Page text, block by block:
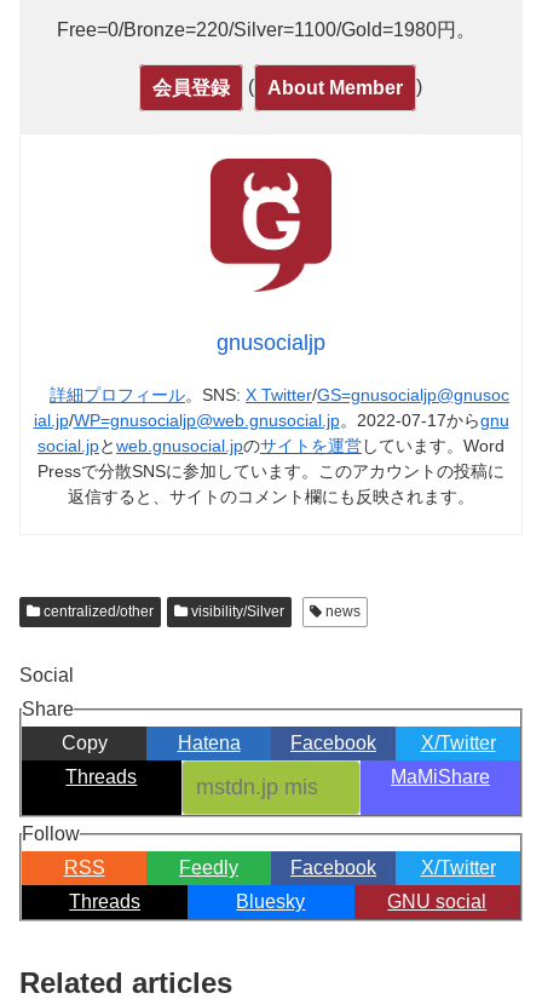
Free=0/Bronze=220/Silver=1100/Gold=1980円。
会員登録 ( About Member )
gnusocialjp
詳細プロフィール。SNS: X Twitter/GS=gnusocialjp@gnusoc
ial.jp/WP=gnusocialjp@web.gnusocial.jp。2022-07-17からgnu
social.jpとweb.gnusocial.jpのサイトを運営しています。Word
Pressで分散SNSに参加しています。このアカウントの投稿に
返信すると、サイトのコメント欄にも反映されます。
centralized/other visibility/Silver news
Social
Share
Copy
Hatena Facebook
X/Twitter
Threads
MaMiShare
Follow
RSS
Feedly Facebook
X/Twitter
Threads
Bluesky GNU social
Related articles